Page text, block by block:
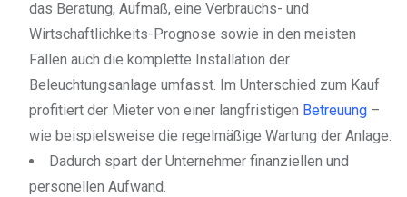
das Beratung, Aufmaß, eine Verbrauchs- und
Wirtschaftlichkeits-Prognose sowie in den meisten
Fällen auch die komplette Installation der
Beleuchtungsanlage umfasst. Im Unterschied zum Kauf
profitiert der Mieter von einer langfristigen Betreuung –
wie beispielsweise die regelmäßige Wartung der Anlage.
Dadurch spart der Unternehmer finanziellen und
personellen Aufwand.